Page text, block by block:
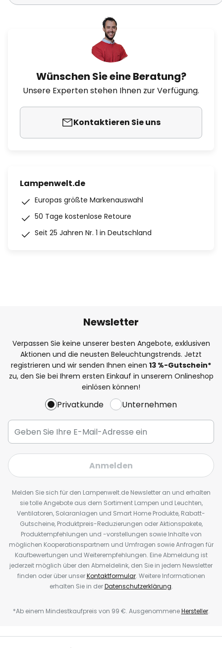
Wünschen Sie eine Beratung?
Unsere Experten stehen Ihnen zur Verfügung.
Kontaktieren Sie uns
Lampenwelt.de
Europas größte Markenauswahl
50 Tage kostenlose Retoure
Seit 25 Jahren Nr. 1 in Deutschland
Newsletter
Verpassen Sie keine unserer besten Angebote, exklusiven
Aktionen und die neusten Beleuchtungstrends. Jetzt
registrieren und wir senden Ihnen einen 13 %-Gutschein*
zu, den Sie bei Ihrem ersten Einkauf in unserem Onlineshop
einlösen können!
Privatkunde Unternehmen
Anmelden
Melden Sie sich für den Lampenwelt.de Newsletter an und erhalten
sie tolle Angebote aus dem Sortiment Lampen und Leuchten,
Ventilatoren, Solaranlagen und Smart Home Produkte, Rabatt-
Gutscheine, Produktpreis-Reduzierungen oder Aktionspakete,
Produktempfehlungen und -vorstellungen sowie Inhalte von
möglichen Kooperationspartnern und Umfragen sowie Anfragen für
Kaufbewertungen und Weiterempfehlungen. Eine Abmeldung ist
jederzeit möglich über den Abmeldelink, den Sie in jedem Newsletter
finden oder über unserKontaktformular. Weitere Informationen
erhalten Sie in derDatenschutzerklärung.
*Ab einem Mindestkaufpreis von 99 €. AusgenommeneHersteller.